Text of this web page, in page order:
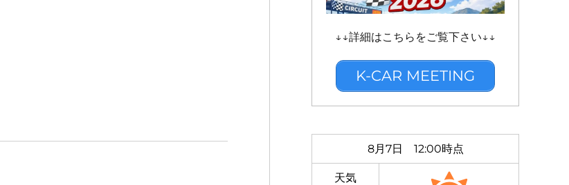
↓↓詳細はこちらをご覧下さい↓↓
K-CAR MEETING
8月7日 12:00時点
天気